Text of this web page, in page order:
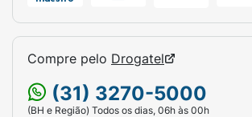
Compre pelo Drogatel
(31) 3270-5000
(BH e Região) Todos os dias, 06h às 00h